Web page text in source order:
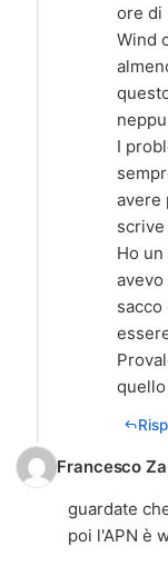
ore di
Wind
I
avere
Ho
avevo
Francesco
guardate
poi l'APN è